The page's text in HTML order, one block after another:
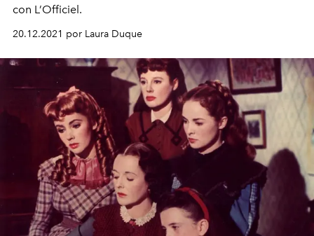
con L’Officiel.
20.12.2021 por Laura Duque